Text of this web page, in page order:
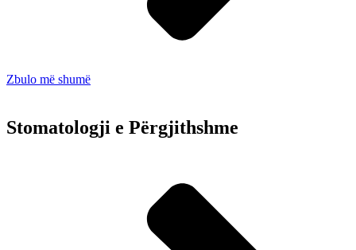
Zbulo më shumë
Stomatologji e Përgjithshme